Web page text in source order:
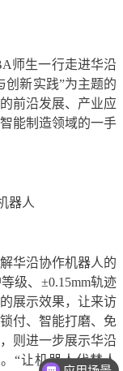
师生一行走进华沿
创新实践”为主题的
前沿发展、产业应
能制造领域的一手
华沿协作机器人的
级、±0.15mm轨迹
展示效果，让来访
付、智能打磨、免
则进一步展示华沿
“让机器人代替人
应用场景